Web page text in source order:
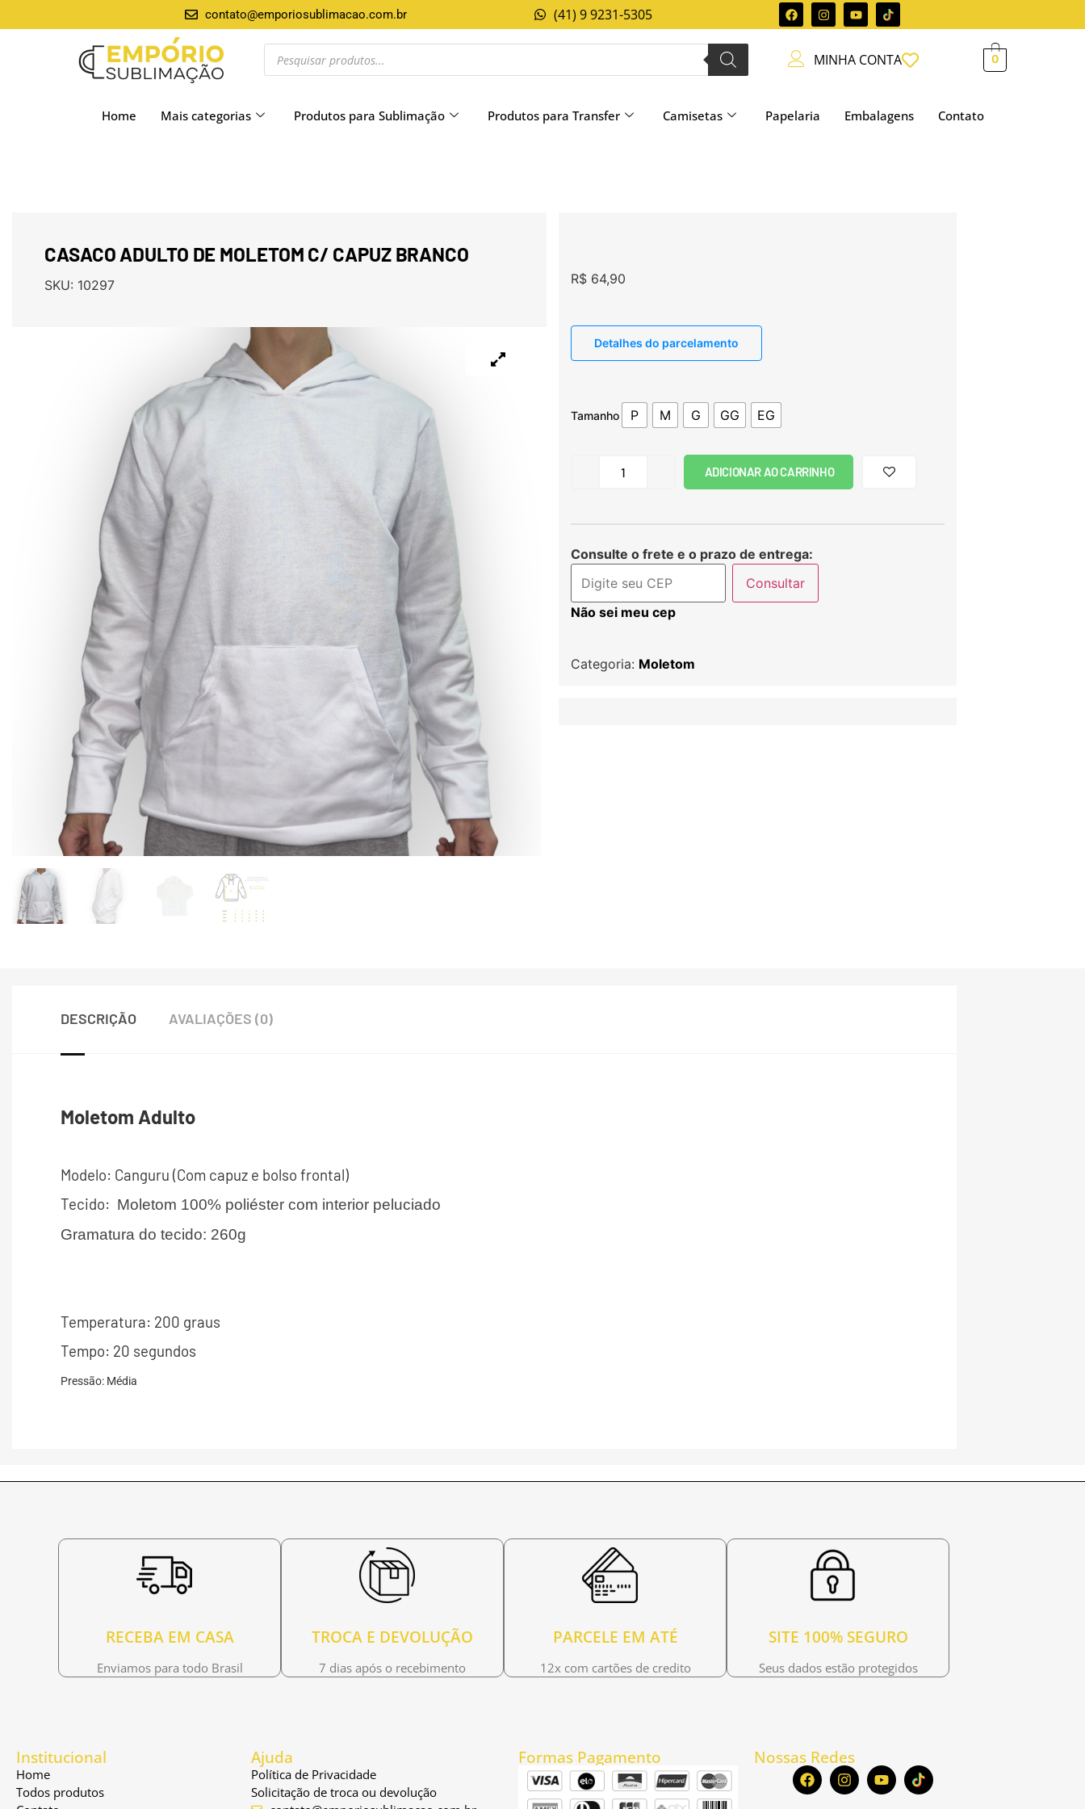
contato@emporiosublimacao.com.br (41) 9 9231-5305
MINHA CONTA 0
Home Mais categorias Produtos para Sublimação Produtos para Transfer Camisetas Papelaria Embalagens Contato
CASACO ADULTO DE MOLETOM C/ CAPUZ BRANCO
SKU: 10297 R$64,90
Detalhes do parcelamento
Tamanho P M G GG EG
ADICIONAR AO CARRINHO
Consulte o frete e o prazo de entrega:
Consultar
Não sei meu cep
Categoria: Moletom
DESCRIÇÃO AVALIAÇÕES (0)
Moletom Adulto
Modelo: Canguru (Com capuz e bolso frontal)
Tecido: Moletom 100% poliéster com interior peluciado
Gramatura do tecido: 260g
Temperatura: 200 graus
Tempo: 20 segundos
Pressão: Média
RECEBA EM CASA
Enviamos para todo Brasil
TROCA E DEVOLUÇÃO
7 dias após o recebimento
PARCELE EM ATÉ
12x com cartões de credito
SITE 100% SEGURO
Seus dados estão protegidos
Institucional
Home
Todos produtos
Ajuda
Política de Privacidade
Solicitação de troca ou devolução
Formas Pagamento Nossas Redes